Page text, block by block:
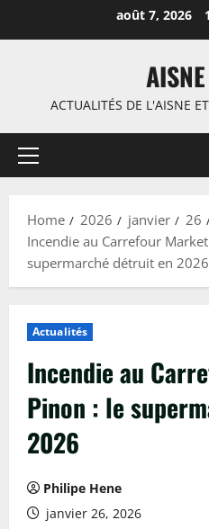
août 7, 2026
ACTUALITÉS DE L'AISNE
Primary
Home 2026 janvier
26
Incendie au Carrefour
supermarché détruit en 2026
Actualités
Incendie au
Pinon : le
2026
Philipe Hene
janvier 26, 2026